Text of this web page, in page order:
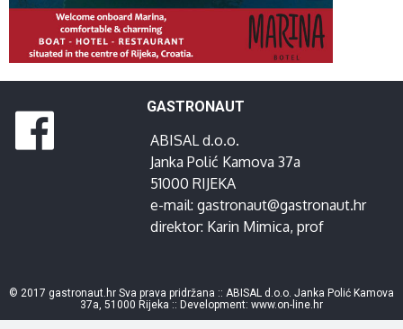
GASTRONAUT
ABISAL d.o.o.
Janka Polić Kamova 37a
51000 RIJEKA
e-mail: gastronaut@gastronaut.hr
direktor: Karin Mimica, prof
© 2017 gastronaut.hr Sva prava pridržana :: ABISAL d.o.o. Janka Polić Kamova
37a, 51000 Rijeka :: Development: www.on-line.hr